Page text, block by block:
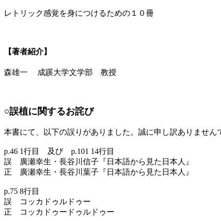
レトリック感覚を身につけるための１０冊
【著者紹介】
森雄一 成蹊大学文学部 教授
○誤植に関するお詫び
本書にて、以下の誤りがありました。誠に申し訳ありません
p.46 1行目 及び p.101 14行目
誤 廣瀬幸生・長谷川信子『日本語から見た日本人』
正 廣瀬幸生・長谷川葉子『日本語から見た日本人』
p.75 8行目
誤 コッカドゥルドゥー
正 コッカドゥードゥルドゥー